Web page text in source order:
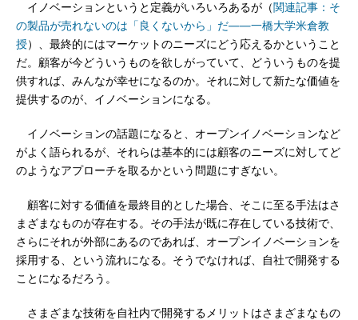
イノベーションというと定義がいろいろあるが（関連記事：そ
の製品が売れないのは「良くないから」だ――一橋大学米倉教
授）、最終的にはマーケットのニーズにどう応えるかということ
だ。顧客が今どういうものを欲しがっていて、どういうものを提
供すれば、みんなが幸せになるのか。それに対して新たな価値を
提供するのが、イノベーションになる。
イノベーションの話題になると、オープンイノベーションなど
がよく語られるが、それらは基本的には顧客のニーズに対してど
のようなアプローチを取るかという問題にすぎない。
顧客に対する価値を最終目的とした場合、そこに至る手法はさ
まざまなものが存在する。その手法が既に存在している技術で、
さらにそれが外部にあるのであれば、オープンイノベーションを
採用する、という流れになる。そうでなければ、自社で開発する
ことになるだろう。
さまざまな技術を自社内で開発するメリットはさまざまなもの